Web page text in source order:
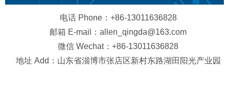
电话 Phone：+86-13011636828
邮箱 E-mail：allen_qingda@163.com
微信 Wechat：+86-13011636828
地址 Add：山东省淄博市张店区新村东路湖田阳光产业园